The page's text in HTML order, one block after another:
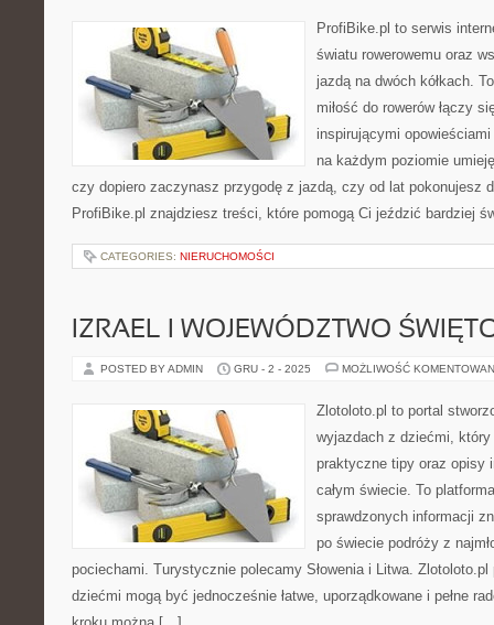
ProfiBike.pl to serwis
światu rowerowemu oraz
jazdą na dwóch kółkach.
miłość do rowerów łączy
inspirującymi
na każdym poziomie
czy dopiero zaczynasz przygodę z jazdą, czy od lat pokonujesz
ProfiBike.pl znajdziesz treści, które pomogą Ci jeździć bardziej
CATEGORIES: NIERUCHOMOŚCI
IZRAEL I WOJEWÓDZTWO
POSTED BY ADMIN GRU - 2 - 2025 MOŻLIWOŚĆ
Zlotoloto.pl to portal
wyjazdach z dziećmi, który
praktyczne tipy oraz opisy
całym świecie. To
sprawdzonych informacji
po świecie podróży z
pociechami. Turystycznie polecamy Słowenia i Litwa.
dziećmi mogą być jednocześnie łatwe, uporządkowane i pełne